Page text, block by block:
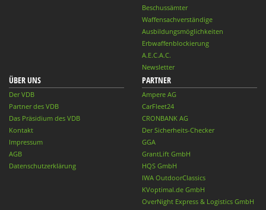
Beschussämter
Waffensachverständige
Ausbildungsmöglichkeiten
Erbwaffenblockierung
A.E.C.A.C.
Newsletter
ÜBER UNS
Der VDB
Partner des VDB
Das Präsidium des VDB
Kontakt
Impressum
AGB
Datenschutzerklärung
PARTNER
Ampere AG
CarFleet24
CRONBANK AG
Der Sicherheits-Checker
GGA
GrantLift GmbH
HQS GmbH
IWA OutdoorClassics
KVoptimal.de GmbH
OverNight Express & Logistics GmbH